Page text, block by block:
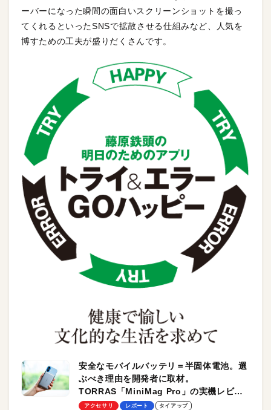
ーバーになった瞬間の面白いスクリーンショットを撮っ
てくれるといったSNSで拡散させる仕組みなど、人気を
博すための工夫が盛りだくさんです。
安全なモバイルバッテリ＝半固体電池。選
ぶべき理由を開発者に取材。
TORRAS「MiniMag Pro」の実機レビュ
ーも
アクセサリ レポート タイアップ